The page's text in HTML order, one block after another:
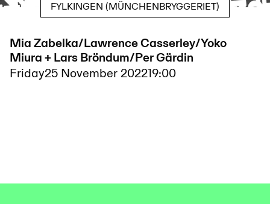
FYLKINGEN (MÜNCHENBRYGGERIET)
Mia Zabelka/Lawrence Casserley/Yoko
Miura + Lars Bröndum/Per Gärdin
Friday25 November 202219:00